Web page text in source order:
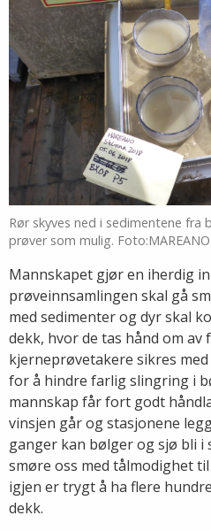
Rør skyves ned i sedimentene fra
prøver som mulig. Foto:MAREANO
Mannskapet gjør en iherdig
prøveinnsamlingen skal gå
med sedimenter og dyr skal
dekk, hvor de tas hånd om av
kjerneprøvetakere sikres
for å hindre farlig slingring i
mannskap får fort godt
vinsjen går og stasjonene
ganger kan bølger og sjø bli i
smøre oss med tålmodighet
igjen er trygt å ha flere
dekk.